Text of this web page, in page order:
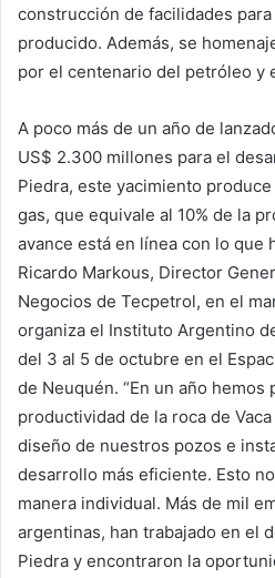
construcción de facilidades
producido. Además, se
por el centenario del petróleo y
A poco más de un año de
US$ 2.300 millones para el
Piedra, este yacimiento
gas, que equivale al 10% de la
avance está en línea con lo que
Ricardo Markous, Director
Negocios de Tecpetrol, en el
organiza el Instituto Argentino
del 3 al 5 de octubre en el
de Neuquén. “En un año
productividad de la roca de
diseño de nuestros pozos e
desarrollo más eficiente. Esto
manera individual. Más de mil
argentinas, han trabajado en el
Piedra y encontraron la